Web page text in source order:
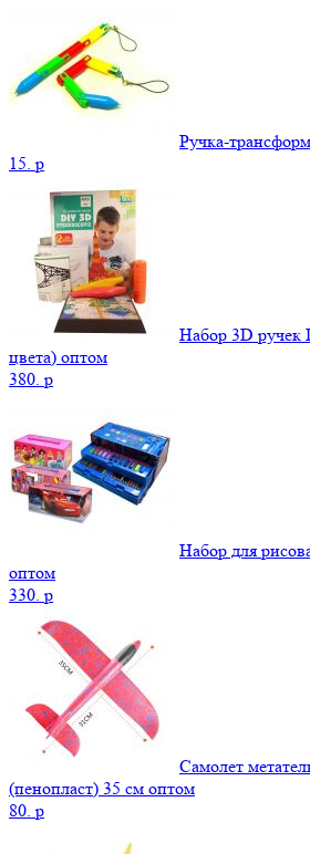
Ручка-
15. p
Набор 3D ручек
цвета) оптом
380. p
Набор для
оптом
330. p
Самолет
(пенопласт) 35 см оптом
80. p